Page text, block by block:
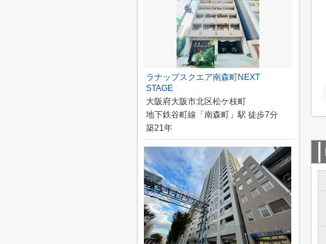
ラナップスクエア南森町NEXT
STAGE
大阪府大阪市北区松ケ枝町
地下鉄谷町線「南森町」駅 徒歩7分
築21年